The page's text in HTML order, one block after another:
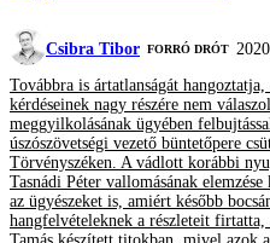
Csibra Tibor FORRÓ DRÓT
Továbbra is ártatlanságát hangoztatja,
kérdéseinek nagy részére nem
meggyilkolásának ügyében
úszószövetségi vezető büntetőpere
Törvényszéken. A vádlott korábbi
Tasnádi Péter vallomásának
az ügyészeket is, amiért később
hangfelvételeknek a részleteit